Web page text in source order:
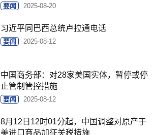
要闻 2025-08-20
习近平同巴西总统卢拉通电话
要闻 2025-08-12
中国商务部：对28家美国实体，暂停或停
止管制管控措施
要闻 2025-08-12
8月12日12时01分起，中国调整对原产于
美进口商品加征关税措施